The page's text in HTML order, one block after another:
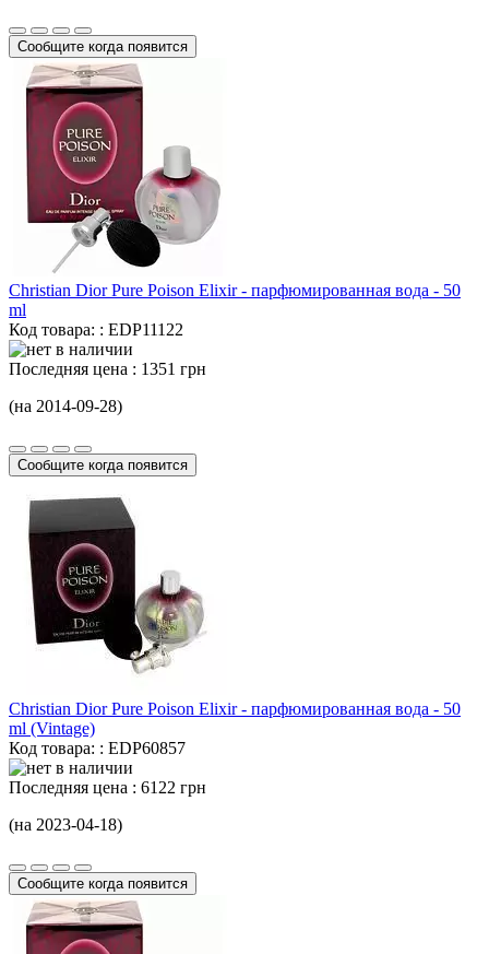
Сообщите когда появится
Christian Dior Pure Poison Elixir - парфюмированная вода - 50
ml
Код товара: : EDP11122
Последняя цена : 1351 грн
(на 2014-09-28)
Сообщите когда появится
Christian Dior Pure Poison Elixir - парфюмированная вода - 50
ml (Vintage)
Код товара: : EDP60857
Последняя цена : 6122 грн
(на 2023-04-18)
Сообщите когда появится